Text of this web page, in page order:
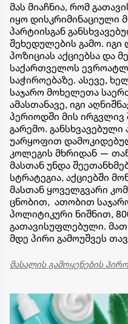
მას მიაჩნია, რომ
იყო დისკრიმინაციული
პარტიისგან
შეხედულების გამო. იგი
პოზიციას აქციებსა და
საქართველოს
საჭიროებაზე. ასევე,
საჯარო მოხელეთა
ამასთანავე, იგი
პერიოდში მის ირგვლივ
გარემო. განსხვავებული
უარყოფით
კოლეგის მხრიდან —
მასთან უნდა
სტრატეგია, აქციებში
მასთან ყოველგვარი
ცნობით, ათობით
პოლიტიკური ნიშნით,
გათავისუფლებული.
მდე პირი გამოუშვეს
მასალის გამოყენების